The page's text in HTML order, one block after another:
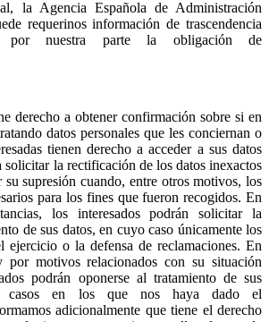
la Agencia Española de Administración
requerinos información de trascendencia
por nuestra parte la obligación de
derecho a obtener confirmación sobre si en
datos personales que les conciernan o
tienen derecho a acceder a sus datos
solicitar la rectificación de los datos inexactos
su supresión cuando, entre otros motivos, los
para los fines que fueron recogidos. En
los interesados podrán solicitar la
de sus datos, en cuyo caso únicamente los
ejercicio o la defensa de reclamaciones. En
por motivos relacionados con su situación
podrán oponerse al tratamiento de sus
casos en los que nos haya dado el
adicionalmente que tiene el derecho